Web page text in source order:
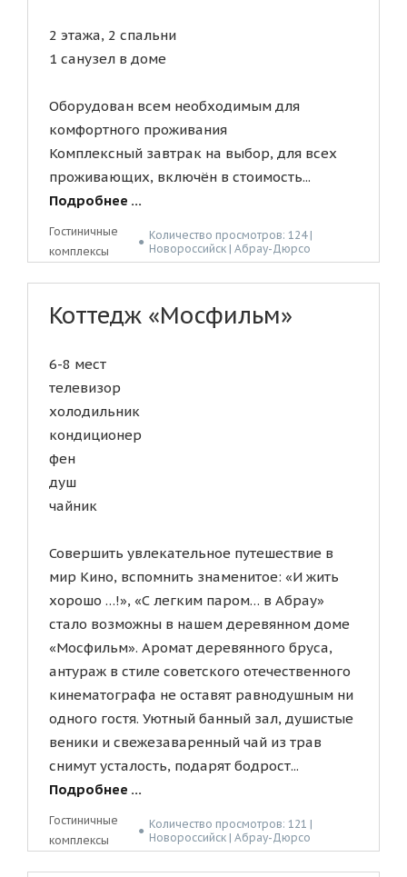
2 этажа, 2 спальни
1 санузел в доме
Оборудован всем необходимым для
комфортного проживания
Комплексный завтрак на выбор, для всех
проживающих, включён в стоимость...
Подробнее ...
Гостиничные
комплексы
● Количество просмотров: 124 |
Новороссийск | Абрау-Дюрсо
Коттедж «Мосфильм»
6-8 мест
телевизор
холодильник
кондиционер
фен
душ
чайник
Совершить увлекательное путешествие в
мир Кино, вспомнить знаменитое: «И жить
хорошо …!», «С легким паром… в Абрау»
стало возможны в нашем деревянном доме
«Мосфильм». Аромат деревянного бруса,
антураж в стиле советского отечественного
кинематографа не оставят равнодушным ни
одного гостя. Уютный банный зал, душистые
веники и свежезаваренный чай из трав
снимут усталость, подарят бодрост...
Подробнее ...
Гостиничные
комплексы
● Количество просмотров: 121 |
Новороссийск | Абрау-Дюрсо